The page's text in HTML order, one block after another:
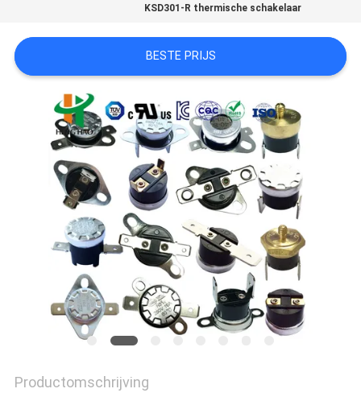
SITEMAP
PRIVACY
POLICY
KSD301-R thermische schakelaar
BESTE PRIJS
Productomschrijving